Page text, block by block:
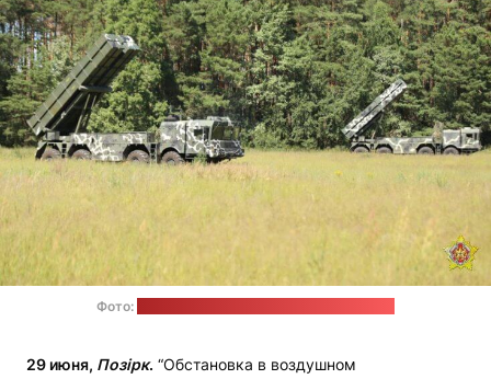
Фото:
29 июня, Позірк. “Обстановка в воздушном